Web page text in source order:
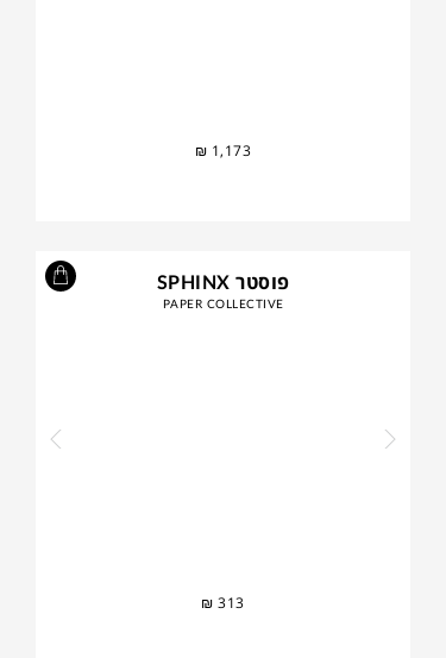
₪ 1,173
פוסטר SPHINX
PAPER COLLECTIVE
₪ 313